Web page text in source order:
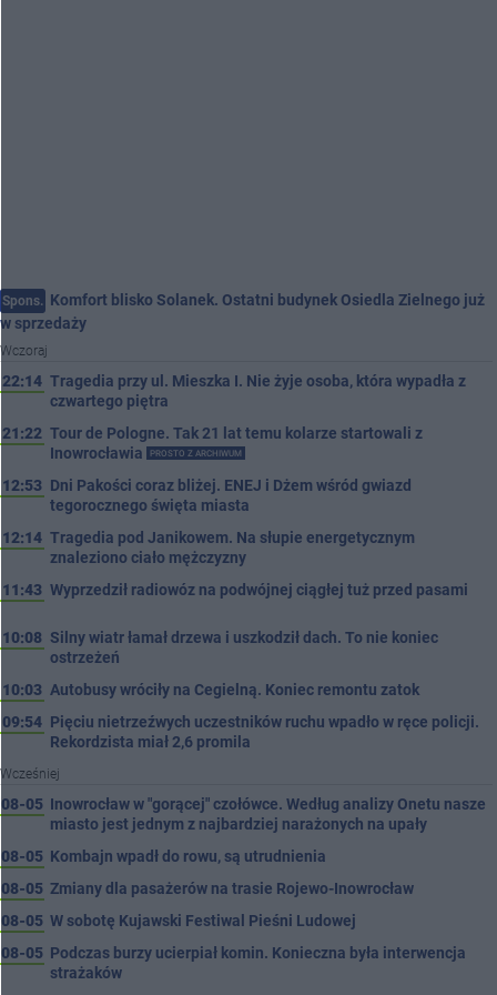
Spons. Komfort blisko Solanek. Ostatni budynek Osiedla Zielnego już
w sprzedaży
Wczoraj
22:14 Tragedia przy ul. Mieszka I. Nie żyje osoba, która wypadła z
czwartego piętra
21:22 Tour de Pologne. Tak 21 lat temu kolarze startowali z
Inowrocławia
PROSTO Z ARCHIWUM
12:53 Dni Pakości coraz bliżej. ENEJ i Dżem wśród gwiazd
tegorocznego święta miasta
12:14 Tragedia pod Janikowem. Na słupie energetycznym
znaleziono ciało mężczyzny
11:43 Wyprzedził radiowóz na podwójnej ciągłej tuż przed pasami
10:08 Silny wiatr łamał drzewa i uszkodził dach. To nie koniec
ostrzeżeń
10:03 Autobusy wróciły na Cegielną. Koniec remontu zatok
09:54 Pięciu nietrzeźwych uczestników ruchu wpadło w ręce policji.
Rekordzista miał 2,6 promila
Wcześniej
08-05 Inowrocław w "gorącej" czołówce. Według analizy Onetu nasze
miasto jest jednym z najbardziej narażonych na upały
08-05 Kombajn wpadł do rowu, są utrudnienia
08-05 Zmiany dla pasażerów na trasie Rojewo-Inowrocław
08-05 W sobotę Kujawski Festiwal Pieśni Ludowej
08-05 Podczas burzy ucierpiał komin. Konieczna była interwencja
strażaków